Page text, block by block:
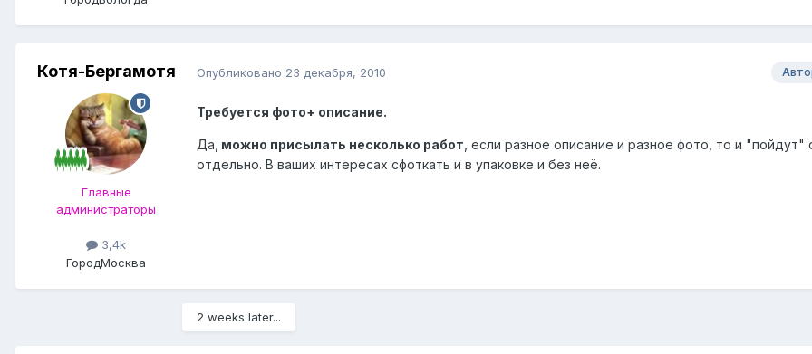
Котя-Бергамотя
Главные
администраторы
3,4k
ГородМосква
Опубликовано 23 декабря, 2010
Требуется фото+ описание.
Да, можно присылать несколько работ , если разное описание и разное фото, то и "пойдут"
отдельно. В ваших интересах сфоткать и в упаковке и без неё.
2 weeks later...